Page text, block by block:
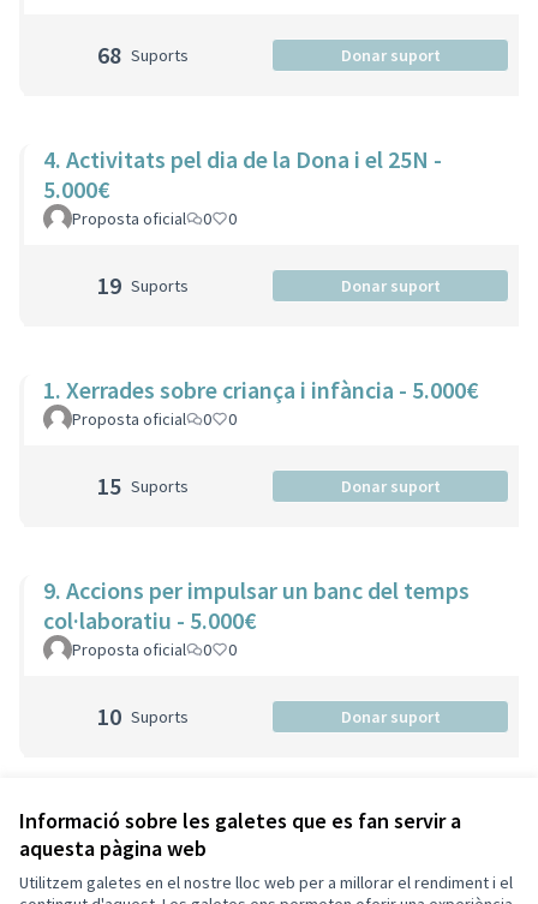
Informació sobre les galetes que es fan servir a
aquesta pàgina web
Utilitzem galetes en el nostre lloc web per a millorar el rendiment i el
68 Suports Donar suport
4. Activitats pel dia de la Dona i el 25N -
5.000€
Proposta oficial 0 0
19 Suports Donar suport
1. Xerrades sobre criança i infància - 5.000€
Proposta oficial 0 0
15 Suports Donar suport
9. Accions per impulsar un banc del temps
col·laboratiu - 5.000€
Proposta oficial 0 0
10 Suports Donar suport
Veure totes les propostes retirades
Termes i condicions d'ús